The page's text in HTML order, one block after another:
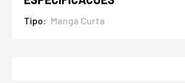
Tipo Manga Curta